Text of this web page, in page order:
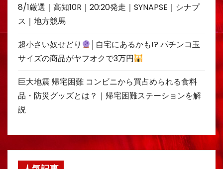
8/1厳選｜高知10R｜20:20発走｜SYNAPSE｜シナプ
ス｜地方競馬
超小さい奴せどり
│自宅にあるかも!? パチンコ玉
サイズの商品がヤフオクで3万円
巨大地震 帰宅困難 コンビニから買占められる食料
品・防災グッズとは？｜帰宅困難ステーションを解
説